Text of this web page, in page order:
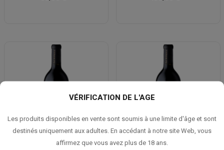
VÉRIFICATION DE L'AGE
Les produits disponibles en vente sont soumis à une limite d'âge et sont
destinés uniquement aux adultes. En accédant à notre site Web, vous
affirmez que vous avez plus de 18 ans.